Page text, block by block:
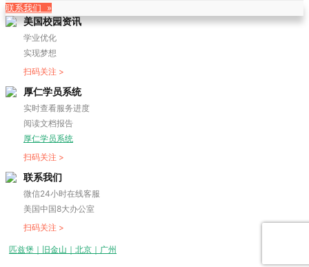
联系我们 »
美国校园资讯
学业优化
实现梦想
扫码关注 >
厚仁学员系统
实时查看服务进度
阅读文档报告
厚仁学员系统
扫码关注 >
联系我们
微信24小时在线客服
美国中国8大办公室
扫码关注 >
匹兹堡｜旧金山｜北京｜广州